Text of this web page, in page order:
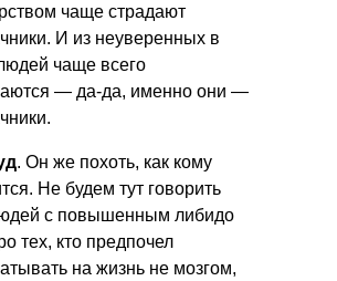
чаще страдают
И из неуверенных в
чаще всего
— да-да, именно они —
. Он же похоть, как кому
Не будем тут говорить
с повышенным либидо
тех, кто предпочел
на жизнь не мозгом,